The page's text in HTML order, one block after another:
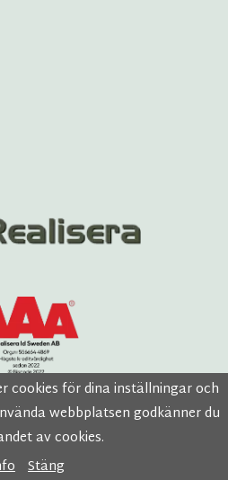
Wikinggruppen
cookies för dina inställningar och
webbplatsen godkänner du
av cookies.
Stäng